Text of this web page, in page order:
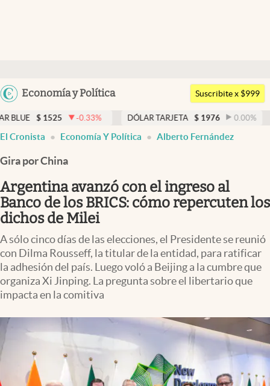
Argentina
Uruguay
Economía y Política
Members
Economía y Política
Finanzas y Mercados
Mercados Online
Negocios
Columnistas
Apertura
Infotechnology
Clase
Clima
Mundial 2026
Eventos Corporativos
Suscribite x $999
-0.33% DÓLAR TARJETA $ 1976 0.00% DÓLAR MEP
El Cronista Economía Y Política Alberto Fernández
Gira por China
Argentina avanzó con el ingreso al
Banco de los BRICS: cómo repercuten los
dichos de Milei
A sólo cinco días de las elecciones, el Presidente se reunió
con Dilma Rousseff, la titular de la entidad, para ratificar
la adhesión del país. Luego voló a Beijing a la cumbre que
organiza Xi Jinping. La pregunta sobre el libertario que
impacta en la comitiva